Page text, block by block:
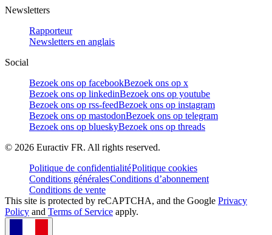
Newsletters
Rapporteur
Newsletters en anglais
Social
Bezoek ons op facebookBezoek ons op x
Bezoek ons op linkedinBezoek ons op youtube
Bezoek ons op rss-feedBezoek ons op instagram
Bezoek ons op mastodonBezoek ons op telegram
Bezoek ons op blueskyBezoek ons op threads
© 2026 Euractiv FR. All rights reserved.
Politique de confidentialitéPolitique cookies
Conditions généralesConditions d’abonnement
Conditions de vente
This site is protected by reCAPTCHA, and the Google Privacy
Policy and Terms of Service apply.